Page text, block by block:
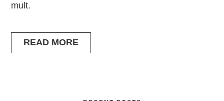
mult.
READ MORE